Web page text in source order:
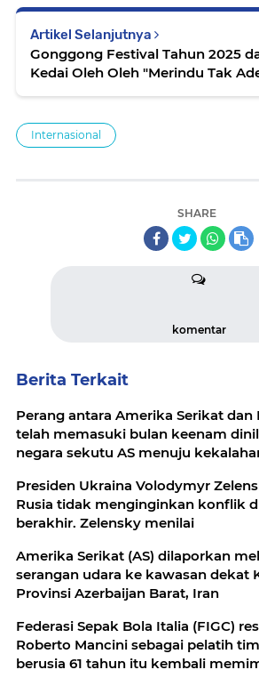
Artikel Selanjutnya
Gonggong Festival Tahun 2025
Kedai Oleh Oleh "Merindu Tak
Internasional
SHARE
komentar
Berita Terkait
Perang antara Amerika Serikat dan
telah memasuki bulan keenam
negara sekutu AS menuju
Presiden Ukraina Volodymyr
Rusia tidak menginginkan konflik
berakhir. Zelensky menilai
Amerika Serikat (AS) dilaporkan
serangan udara ke kawasan dekat
Provinsi Azerbaijan Barat, Iran
Federasi Sepak Bola Italia (FIGC)
Roberto Mancini sebagai pelatih
berusia 61 tahun itu kembali